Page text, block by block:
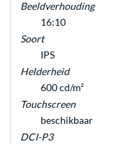
Beeldverhouding
16:10
Soort
IPS
Helderheid
600 cd/m²
Touchscreen
beschikbaar
DCI-P3